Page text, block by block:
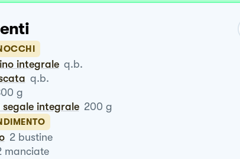
integrale q.b.
q.b.
g
segale integrale 200 g
2 bustine
manciate